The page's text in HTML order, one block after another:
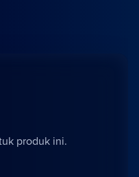
produk ini.